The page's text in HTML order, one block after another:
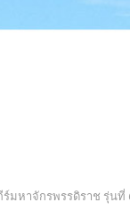
มหาจักรพรรดิราช รุ่นที่